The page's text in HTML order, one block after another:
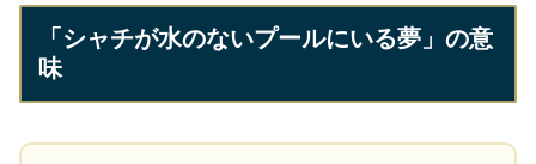
「シャチが水のないプールにいる夢」の意
味